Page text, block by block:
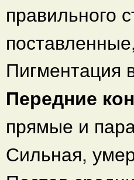
правильного
Пигментация
Передние
прямые и
Сильная,